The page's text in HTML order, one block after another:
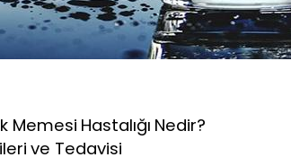
Memesi Hastalığı Nedir?
ve Tedavisi